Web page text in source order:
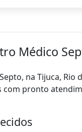
Médico
na Tijuca, Rio
com pronto